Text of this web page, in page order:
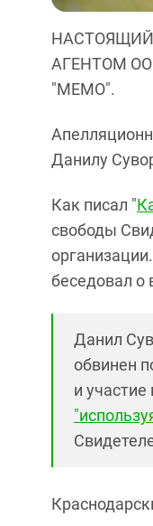
АГЕНТОМ
"МЕМО".
Данилу
Как писал "
свободы
беседовал о
Данил
обвинен
и